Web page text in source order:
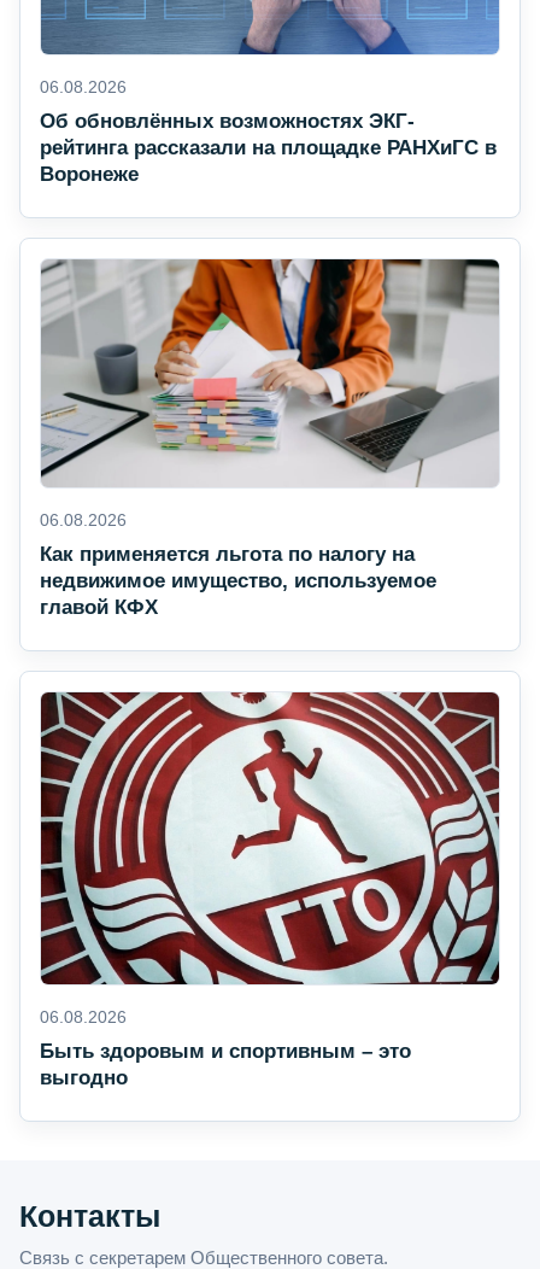
06.08.2026
Об обновлённых возможностях ЭКГ-
рейтинга рассказали на площадке РАНХиГС в
Воронеже
06.08.2026
Как применяется льгота по налогу на
недвижимое имущество, используемое
главой КФХ
06.08.2026
Быть здоровым и спортивным – это
выгодно
Контакты
Связь с секретарем Общественного совета.